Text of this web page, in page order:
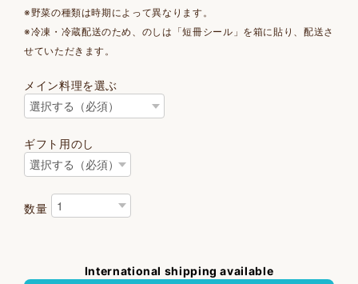
※野菜の種類は時期によって異なります。
※冷凍・冷蔵配送のため、のしは「短冊シール」を箱に貼り、配送さ
せていただきます。
メイン料理を選ぶ
ギフト用のし
数量
International shipping available